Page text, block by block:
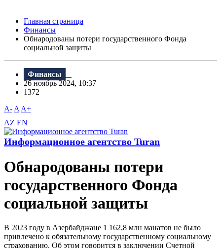
Главная страница
Финансы
Обнародованы потери государственного Фонда
социальной защиты
Финансы
26 ноябрь 2024, 10:37
1372
A- A A+
AZ EN
Информационное агентство Turan
Обнародованы потери
государственного Фонда
социальной защиты
В 2023 году в Азербайджане 1 162,8 млн манатов не было
привлечено к обязательному государственному социальному
страхованию. Об этом говорится в заключении Счетной